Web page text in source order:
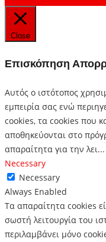
Close
Επισκόπηση
Αυτός ο ιστότοπος
εμπειρία σας ενώ
cookies, τα cookies που
αποθηκεύονται στο
απαραίτητα για την λει...
Necessary
Necessary
Always Enabled
Τα απαραίτητα cookies
σωστή λειτουργία του
περιλαμβάνει μόνο